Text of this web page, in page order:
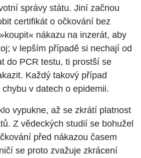
správy státu. Jiní začnou
certifikát o očkování bez
nákazu na inzerát, aby
v lepším případě si nechají od
do PCR testu, ti prostší se
Každý takový případ
v datech o epidemii.
vypukne, až se zkrátí platnost
Z vědeckých studií se bohužel
před nákazou časem
se proto zvažuje zkrácení